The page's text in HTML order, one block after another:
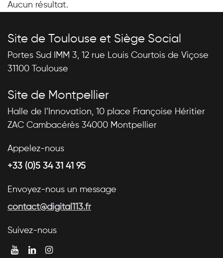
Aucun résultat.
Site de Toulouse et Siège Social
Portes Sud IMM 3, 12 rue Louis Courtois de Viçose
31100 Toulouse
Site de Montpellier
Halle de l’Innovation, 10 place Françoise Héritier
ZAC Cambacérès 34000 Montpellier
Appelez-nous
+33 (0)5 34 31 41 95
Envoyez-nous un message
contact@digital113.fr
Suivez-nous